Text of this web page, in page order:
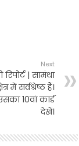
Next
| सामंथा
में सर्वश्रेष्ठ हैं।
10वां कार्ड
देखें।